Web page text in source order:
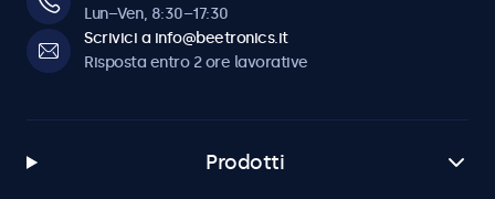
Lun–Ven, 8:30–17:30
Scrivici a info@beetronics.it
Risposta entro 2 ore lavorative
Prodotti